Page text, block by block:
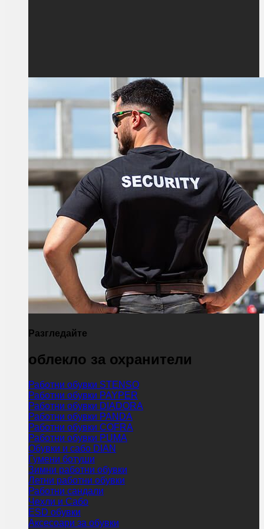
Разгледайте
облекло за охранители
Работни обувки STENSO
Работни обувки PAYPER
Работни обувки DIADORA
Работни обувки PANDA
Работни обувки COFRA
Работни обувки PUMA
Обувки и сабо DIAN
Гумени ботуши
Зимни работни обувки
Летни работни обувки
Работни сандали
Чехли и Сабо
ESD обувки
Аксесоари за обувки